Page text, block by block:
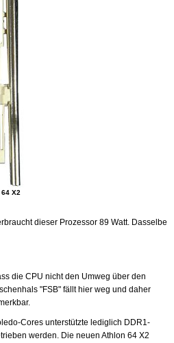
X2
dieser Prozessor 89 Watt. Dasselbe
die CPU nicht den Umweg über den
"FSB" fällt hier weg und daher
Cores unterstützte lediglich DDR1-
werden. Die neuen Athlon 64 X2